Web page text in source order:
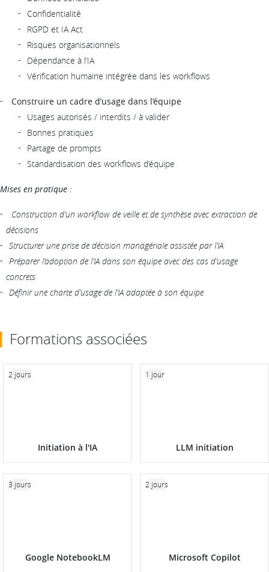
Confidentialité
RGPD et IA Act
Risques organisationnels
Dépendance à l’IA
Vérification humaine intégrée dans les workflows
Construire un cadre d’usage dans l’équipe
Usages autorisés / interdits / à valider
Bonnes pratiques
Partage de prompts
Standardisation des workflows d’équipe
Mises en pratique :
Construction d’un workflow de veille et de synthèse avec extraction de
décisions
Structurer une prise de décision managériale assistée par l’IA
Préparer l’adoption de l’IA dans son équipe avec des cas d’usage
concrets
Définir une charte d’usage de l’IA adaptée à son équipe
Formations associées
Initiation à l'IA
2 jours
LLM initiation
1 jour
Google NotebookLM
3 jours
Microsoft Copilot
2 jours